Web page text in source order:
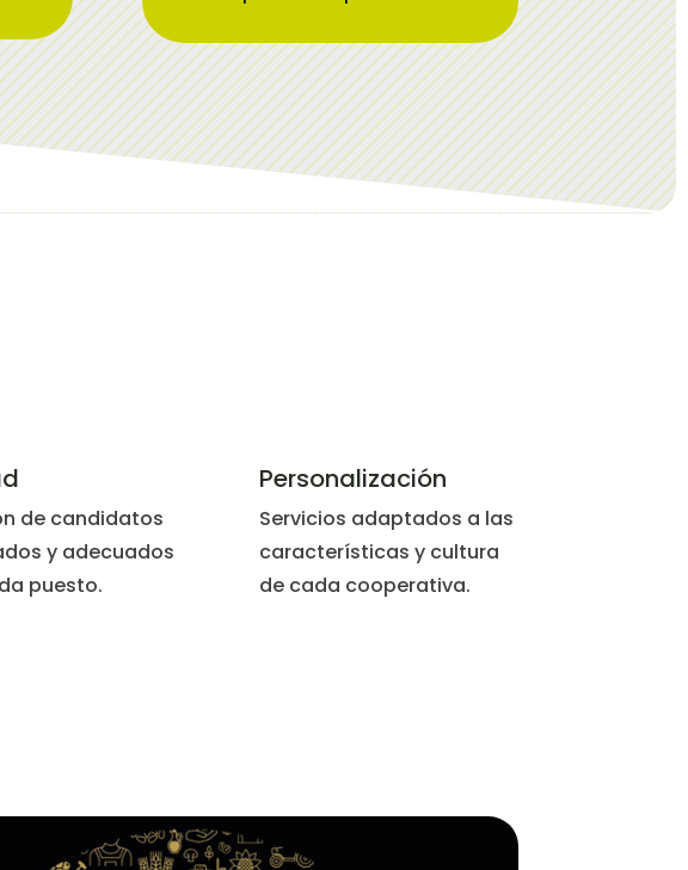
de candidatos
y adecuados
puesto.
Personalización
Servicios adaptados a las
características y cultura
de cada cooperativa.